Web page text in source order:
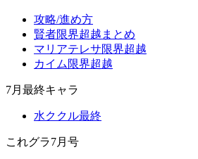
攻略/進め方
賢者限界超越まとめ
マリアテレサ限界超越
カイム限界超越
7月最終キャラ
水ククル最終
これグラ7月号